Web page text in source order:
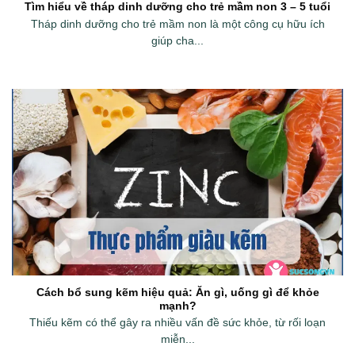
Tìm hiểu về tháp dinh dưỡng cho trẻ mầm non 3 – 5 tuổi
Tháp dinh dưỡng cho trẻ mầm non là một công cụ hữu ích
giúp cha...
Cách bổ sung kẽm hiệu quả: Ăn gì, uống gì để khỏe
mạnh?
Thiếu kẽm có thể gây ra nhiều vấn đề sức khỏe, từ rối loạn
miễn...